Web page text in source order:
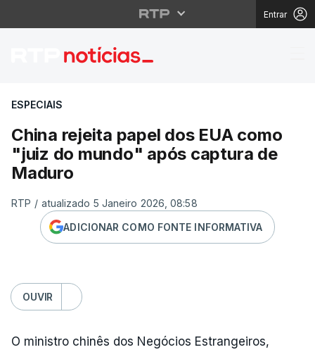
Entrar
China rejeita papel
ESPECIAIS
China rejeita papel dos EUA como
"juiz do mundo" após captura de
Maduro
RTP / atualizado 5 Janeiro 2026, 08:58
ADICIONAR COMO FONTE INFORMATIVA
OUVIR
O ministro chinês dos Negócios Estrangeiros,